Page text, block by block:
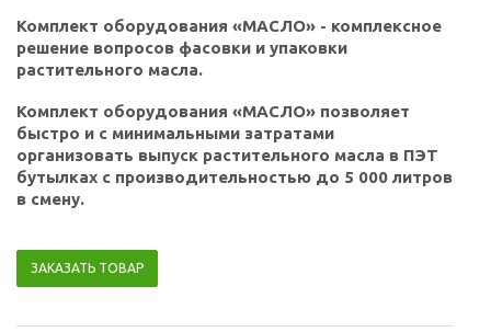
Комплект оборудования «МАСЛО» - комплексное
решение вопросов фасовки и упаковки
растительного масла.
Комплект оборудования «МАСЛО» позволяет
быстро и с минимальными затратами
организовать выпуск растительного масла в ПЭТ
бутылках с производительностью до 5 000 литров
в смену.
ЗАКАЗАТЬ ТОВАР